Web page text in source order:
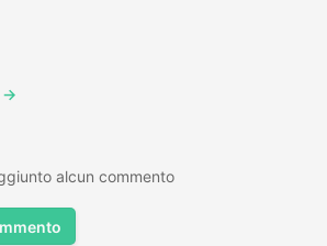
→
alcun commento